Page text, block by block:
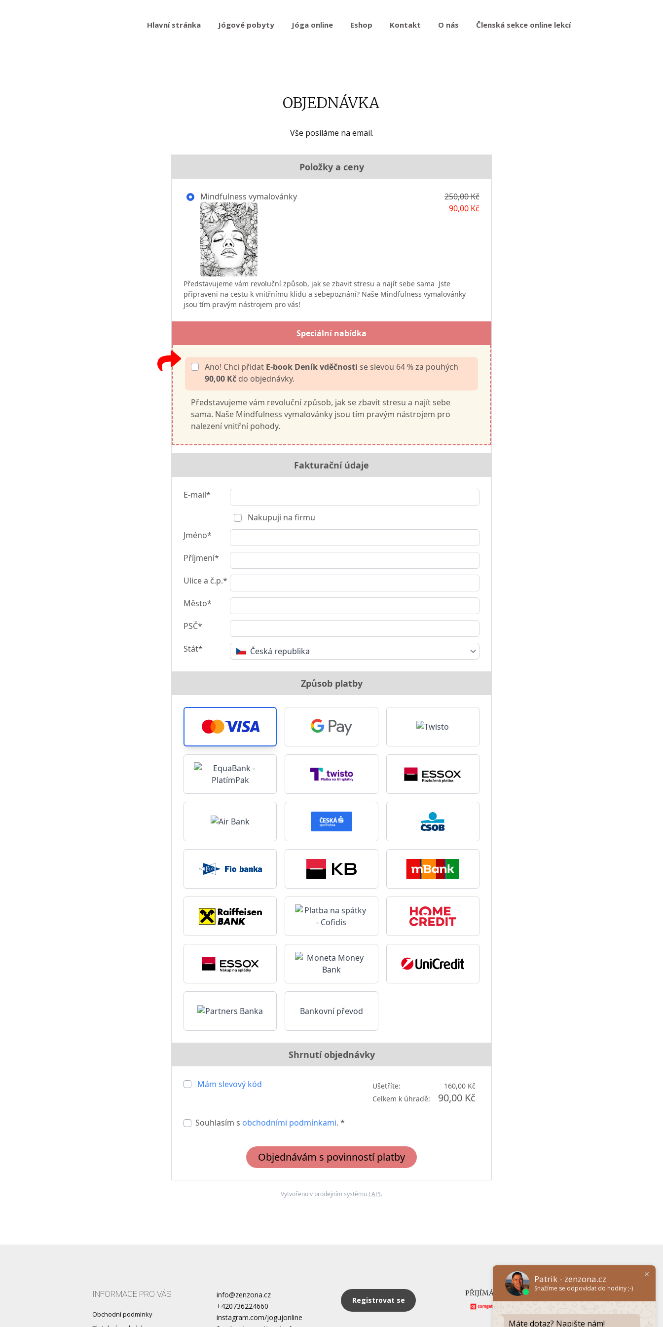
Hlavní stránka Jógové pobyty Jóga online Eshop Kontakt O nás Členská sekce online lekcí
OBJEDNÁVKA
Vše posíláme na email.
Položky a ceny
Mindfulness vymalovánky
250,00 Kč
90,00 Kč
Představujeme vám revoluční způsob, jak se zbavit stresu a najít sebe sama Jste
připraveni na cestu k vnitřnímu klidu a sebepoznání? Naše Mindfulness vymalovánky
jsou tím pravým nástrojem pro vás!
Speciální nabídka
Ano! Chci přidat E-book Deník vděčnosti se slevou 64 % za pouhých
90,00 Kč do objednávky.
Představujeme vám revoluční způsob, jak se zbavit stresu a najít sebe
sama. Naše Mindfulness vymalovánky jsou tím pravým nástrojem pro
nalezení vnitřní pohody.
Fakturační údaje
E-mail*
Nakupuji na firmu
Jméno*
Příjmení*
Ulice a č.p.*
Město*
PSČ*
Stát* Česká republika
Způsob platby
Bankovní převod
Shrnutí objednávky
Mám slevový kód Ušetříte:
160,00 Kč
Celkem k úhradě:
90,00 Kč
Souhlasím s obchodními podmínkami. *
Objednávám s povinností platby
Vytvořeno v prodejním systému FAPI.
INFORMACE PRO VÁS
Obchodní podmínky
info@zenzona.cz
+420736224660
instagram.com/jogujonline
Registrovat se
PŘIJÍMÁME ONLINE PLATBY
Patrik - zenzona.cz
Snažíme se odpovídat do hodiny ;-)
Máte dotaz? Napište nám!